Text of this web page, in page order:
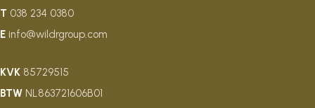
T 038 234 0380
E info@wildrgroup.com
KVK 85729515
BTW NL863721606B01